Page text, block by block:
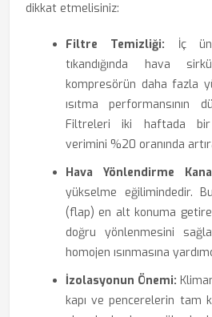
dikkat etmelisiniz:
Filtre Temizliği: İç
tıkandığında hava
kompresörün daha fazla
ısıtma performansının
Filtreleri iki haftada bir
verimini %20 oranında
Hava Yönlendirme
yükselme eğilimindedir.
(flap) en alt konuma
doğru yönlenmesini
homojen ısınmasına
İzolasyonun Önemi:
kapı ve pencerelerin tam